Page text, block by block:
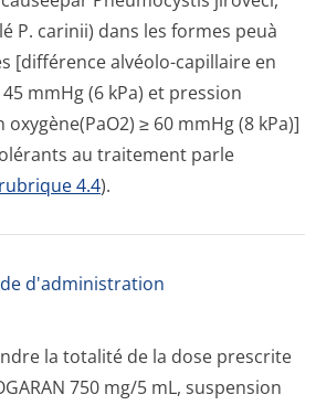
P. carinii) dans les formes peuà
[différence alvéolo-capillaire en
45 mmHg (6 kPa) et pression
≥ 60 mmHg (8 kPa)]
au traitement parle
rubrique 4.4).
d'administration
la totalité de la dose prescrite
750 mg/5 mL, suspension